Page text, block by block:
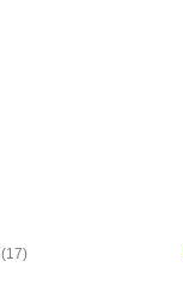
(17)